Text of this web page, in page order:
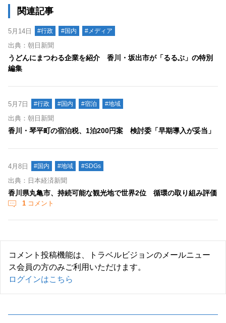
関連記事
5月14日 #行政 #国内 #メディア
出典：朝日新聞
うどんにまつわる企業を紹介 香川・坂出市が「るるぶ」の特別
編集
5月7日 #行政 #国内 #宿泊 #地域
出典：朝日新聞
香川・琴平町の宿泊税、1泊200円案 検討委「早期導入が妥当」
4月8日 #国内 #地域 #SDGs
出典：日本経済新聞
香川県丸亀市、持続可能な観光地で世界2位 循環の取り組み評価
1 コメント
コメント投稿機能は、トラベルビジョンのメールニュー
ス会員の方のみご利用いただけます。
ログインはこちら